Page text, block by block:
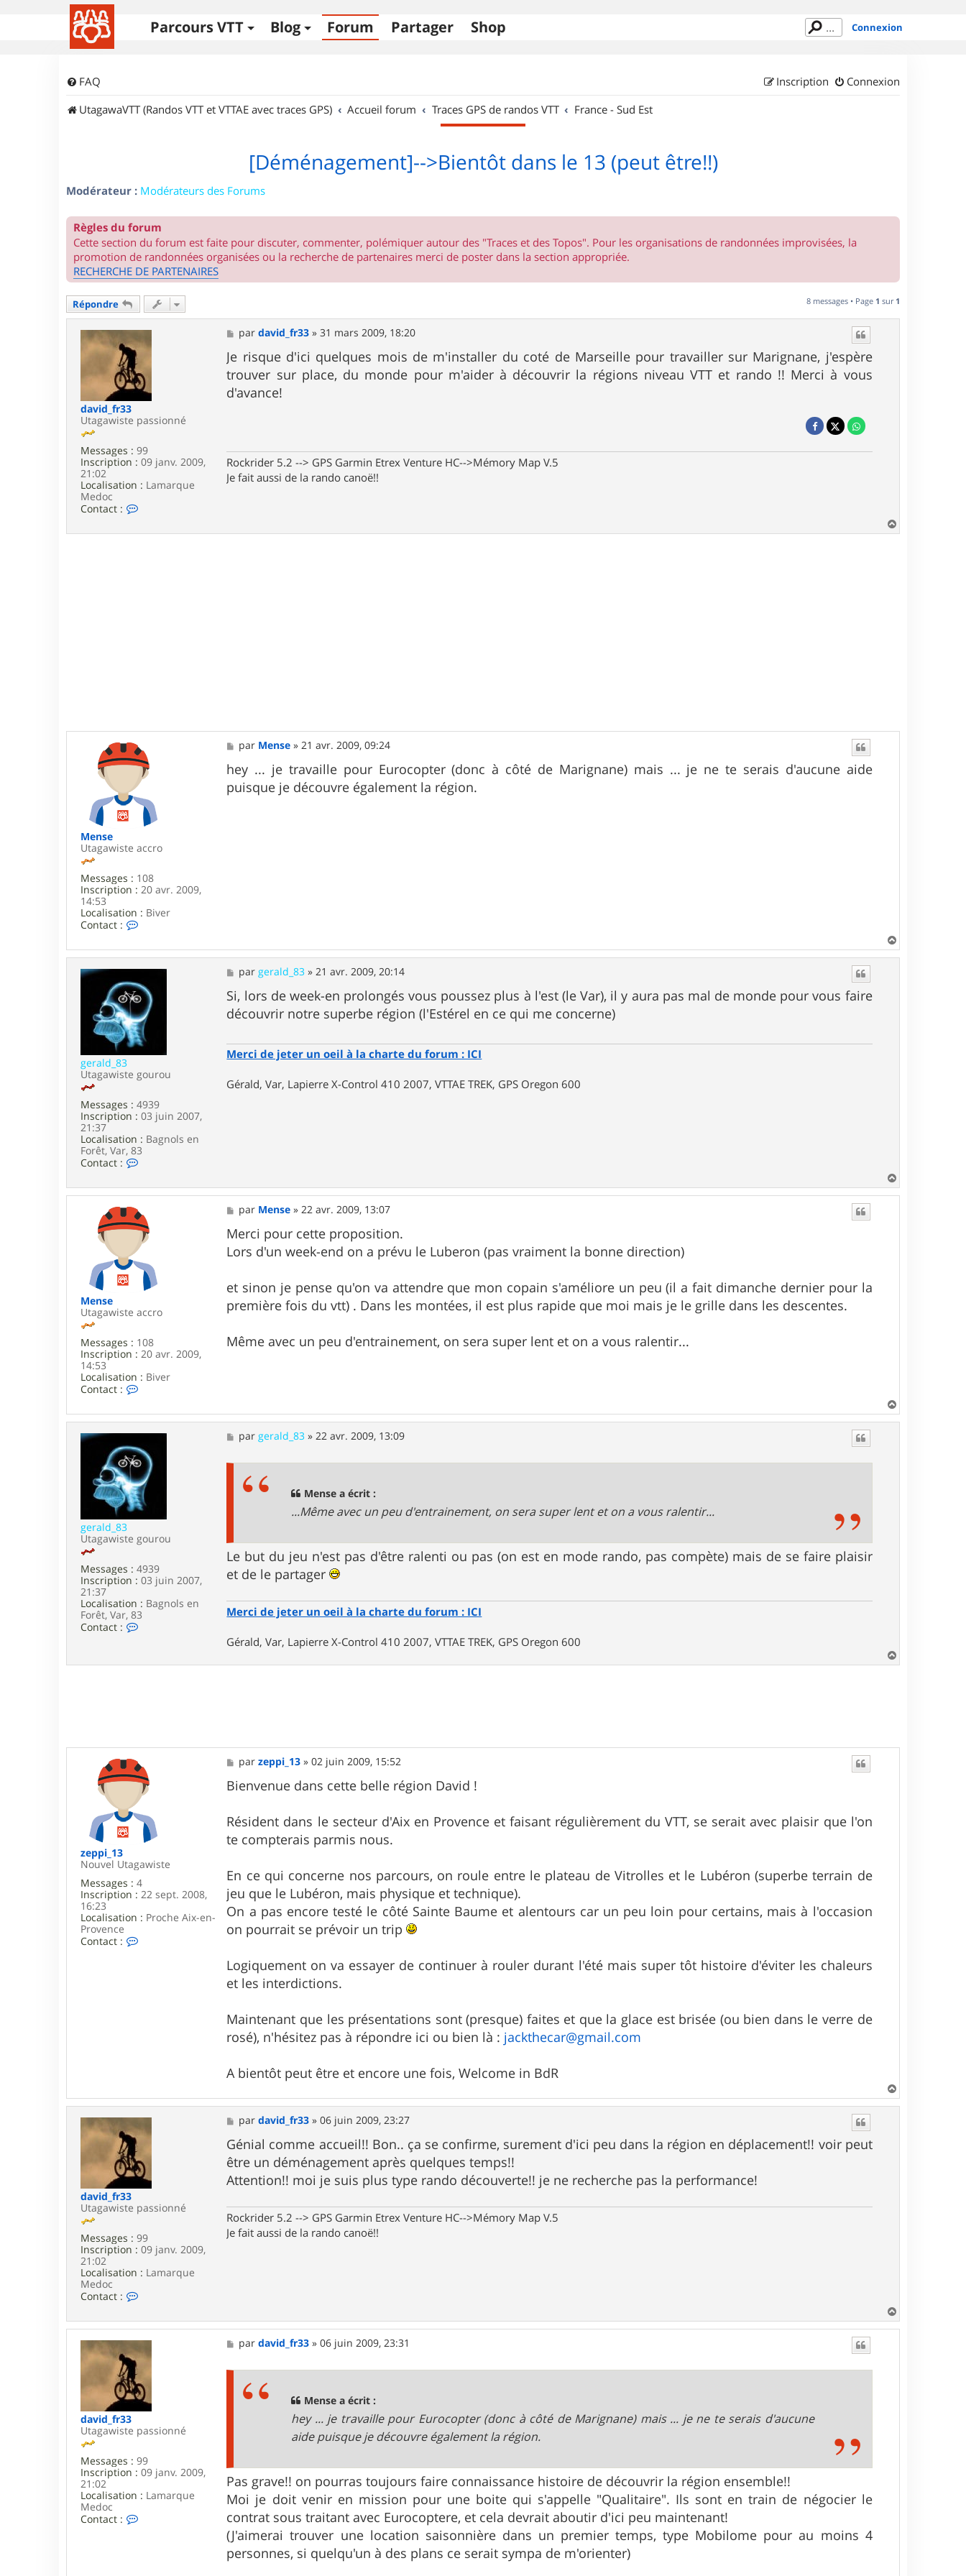
Parcours VTT Blog Forum Partager Shop Connexion
FAQ Connexion
Inscription
UtagawaVTT (Randos VTT et VTTAE avec traces GPS)
Accueil forum Traces GPS de randos VTT France - Sud Est
[Déménagement]-->Bientôt dans le 13 (peut être!!)
Modérateur : Modérateurs des Forums
Règles du forum
Cette section du forum est faite pour discuter, commenter, polémiquer autour des "Traces et des Topos". Pour les organisations de randonnées improvisées, la
promotion de randonnées organisées ou la recherche de partenaires merci de poster dans la section appropriée.
RECHERCHE DE PARTENAIRES
Répondre 8 messages • Page 1 sur 1
david_fr33
Utagawiste passionné
Messages : 99
Inscription : 09 janv. 2009,
21:02
Localisation : Lamarque
Medoc
Contact :
M
e
s
s
a
g
e
pardavid_fr33 »31 mars 2009, 18:20
Je risque d'ici quelques mois de m'installer du coté de Marseille pour travailler sur Marignane, j'espère
trouver sur place, du monde pour m'aider à découvrir la régions niveau VTT et rando !! Merci à vous
d'avance!
Rockrider 5.2 --> GPS Garmin Etrex Venture HC-->Mémory Map V.5
Je fait aussi de la rando canoë!!
a
Mense
Utagawiste accro
Messages : 108
Inscription : 20 avr. 2009,
14:53
Localisation : Biver
Contact :
n
t
a
c
t
e
r
M
e
n
e
M
e
s
s
a
par Mense »21 avr. 2009, 09:24
hey ... je travaille pour Eurocopter (donc à côté de Marignane) mais ... je ne te serais d'aucune aide
puisque je découvre également la région.
a
gerald_83
Utagawiste gourou
Messages : 4939
Inscription : 03 juin 2007,
21:37
Localisation : Bagnols en
Forêt, Var, 83
Contact :
t
c
t
e
g
e
r
l
8
3
M
e
s
s
a
par gerald_83 »21 avr. 2009, 20:14
Si, lors de week-en prolongés vous poussez plus à l'est (le Var), il y aura pas mal de monde pour vous faire
découvrir notre superbe région (l'Estérel en ce qui me concerne)
Merci de jeter un oeil à la charte du forum : ICI
Gérald, Var, Lapierre X-Control 410 2007, VTTAE TREK, GPS Oregon 600
a
Mense
Utagawiste accro
Messages : 108
Inscription : 20 avr. 2009,
14:53
Localisation : Biver
Contact :
n
t
a
c
t
e
r
M
e
n
e
M
e
s
s
a
par Mense »22 avr. 2009, 13:07
Merci pour cette proposition.
Lors d'un week-end on a prévu le Luberon (pas vraiment la bonne direction)
et sinon je pense qu'on va attendre que mon copain s'améliore un peu (il a fait dimanche dernier pour la
première fois du vtt) . Dans les montées, il est plus rapide que moi mais je le grille dans les descentes.
Même avec un peu d'entrainement, on sera super lent et on a vous ralentir...
a
gerald_83
Utagawiste gourou
Messages : 4939
Inscription : 03 juin 2007,
21:37
Localisation : Bagnols en
Forêt, Var, 83
Contact :
r
a
l
d
_
3
M
e
par gerald_83 »22 avr. 2009, 13:09
Mense a écrit :
...Même avec un peu d'entrainement, on sera super lent et on a vous ralentir...
Le but du jeu n'est pas d'être ralenti ou pas (on est en mode rando, pas compète) mais de se faire plaisir
et de le partager
Merci de jeter un oeil à la charte du forum : ICI
Gérald, Var, Lapierre X-Control 410 2007, VTTAE TREK, GPS Oregon 600
a
zeppi_13
Nouvel Utagawiste
Messages : 4
Inscription : 22 sept. 2008,
16:23
Localisation : Proche Aix-en-
Provence
Contact :
_
M
e
s
s
g
e
parzeppi_13 »02 juin 2009, 15:52
Bienvenue dans cette belle région David !
Résident dans le secteur d'Aix en Provence et faisant régulièrement du VTT, se serait avec plaisir que l'on
te compterais parmis nous.
En ce qui concerne nos parcours, on roule entre le plateau de Vitrolles et le Lubéron (superbe terrain de
jeu que le Lubéron, mais physique et technique).
On a pas encore testé le côté Sainte Baume et alentours car un peu loin pour certains, mais à l'occasion
on pourrait se prévoir un trip
Logiquement on va essayer de continuer à rouler durant l'été mais super tôt histoire d'éviter les chaleurs
et les interdictions.
Maintenant que les présentations sont (presque) faites et que la glace est brisée (ou bien dans le verre de
rosé), n'hésitez pas à répondre ici ou bien là : jackthecar@gmail.com
A bientôt peut être et encore une fois, Welcome in BdR
a
david_fr33
Utagawiste passionné
Messages : 99
Inscription : 09 janv. 2009,
21:02
Localisation : Lamarque
Medoc
Contact :
t
a
c
r
d
a
i
_
f
r
3
3
M
e
s
s
a
g
e
pardavid_fr33 »06 juin 2009, 23:27
Génial comme accueil!! Bon.. ça se confirme, surement d'ici peu dans la région en déplacement!! voir peut
être un déménagement après quelques temps!!
Attention!! moi je suis plus type rando découverte!! je ne recherche pas la performance!
Rockrider 5.2 --> GPS Garmin Etrex Venture HC-->Mémory Map V.5
Je fait aussi de la rando canoë!!
a
david_fr33
Utagawiste passionné
Messages : 99
Inscription : 09 janv. 2009,
21:02
Localisation : Lamarque
Medoc
Contact :
M
e
pardavid_fr33 »06 juin 2009, 23:31
Mense a écrit :
hey ... je travaille pour Eurocopter (donc à côté de Marignane) mais ... je ne te serais d'aucune
aide puisque je découvre également la région.
Pas grave!! on pourras toujours faire connaissance histoire de découvrir la région ensemble!!
Moi je doit venir en mission pour une boite qui s'appelle "Qualitaire". Ils sont en train de négocier le
contrat sous traitant avec Eurocoptere, et cela devrait aboutir d'ici peu maintenant!
(J'aimerai trouver une location saisonnière dans un premier temps, type Mobilome pour au moins 4
personnes, si quelqu'un à des plans ce serait sympa de m'orienter)